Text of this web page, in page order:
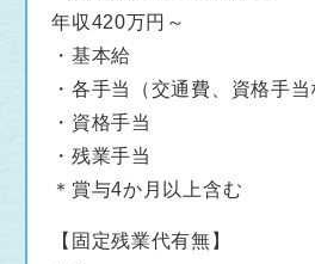
年収420万円～
・基本給
・各手当（交通費、資格手当
・資格手当
・残業手当
＊賞与4か月以上含む
【固定残業代有無】